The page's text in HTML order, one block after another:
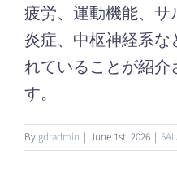
疲労、運動機能、
炎症、中枢神経系な
れていることが紹
す。
By gdtadmin | June 1st, 2026 |